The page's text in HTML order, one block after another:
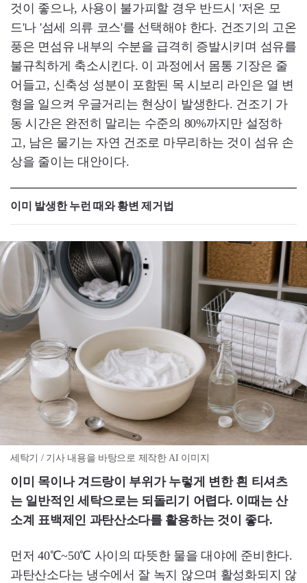
것이 좋으나, 사용이 불가피할 경우 반드시 '저온 모
드'나 '섬세 의류 코스'를 선택해야 한다. 건조기의 고온
풍은 면섬유 내부의 수분을 급격히 증발시키며 섬유를
불규칙하게 축소시킨다. 이 과정에서 몸통 기장은 줄
어들고, 신축성 성분이 포함된 목 시보리 라인은 열 변
형을 일으켜 우글거리는 현상이 발생한다. 건조기 가
동 시간은 완전히 말리는 수준의 80%까지만 설정하
고, 남은 물기는 자연 건조로 마무리하는 것이 섬유 손
상을 줄이는 대안이다.
이미 발생한 누런 때와 황변 제거법
세탁기 / 기사 내용을 바탕으로 제작한 AI 이미지
이미 목이나 겨드랑이 부위가 누렇게 변한 흰 티셔츠
는 일반적인 세탁으로는 되돌리기 어렵다. 이때는 산
소계 표백제인 과탄산소다를 활용하는 것이 좋다.
먼저 40℃~50℃ 사이의 따뜻한 물을 대야에 준비한다.
과탄산소다는 냉수에서 잘 녹지 않으며 활성화되지 않